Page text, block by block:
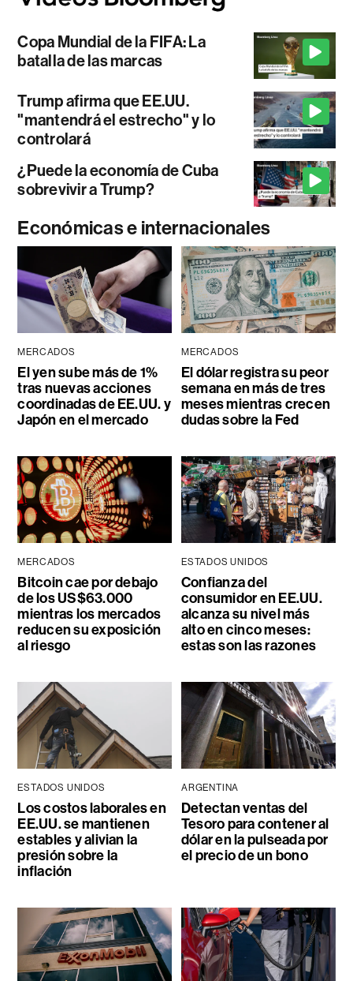
Copa Mundial de la FIFA: La
batalla de las marcas
Trump afirma que EE.UU.
"mantendrá el estrecho" y lo
controlará
¿Puede la economía de Cuba
sobrevivir a Trump?
Económicas e internacionales
MERCADOS
El yen sube más de 1%
tras nuevas acciones
coordinadas de EE.UU. y
Japón en el mercado
MERCADOS
El dólar registra su peor
semana en más de tres
meses mientras crecen
dudas sobre la Fed
MERCADOS
Bitcoin cae por debajo
de los US$63.000
mientras los mercados
reducen su exposición
al riesgo
ESTADOS UNIDOS
Confianza del
consumidor en EE.UU.
alcanza su nivel más
alto en cinco meses:
estas son las razones
ESTADOS UNIDOS
Los costos laborales en
EE.UU. se mantienen
estables y alivian la
presión sobre la
inflación
ARGENTINA
Detectan ventas del
Tesoro para contener al
dólar en la pulseada por
el precio de un bono